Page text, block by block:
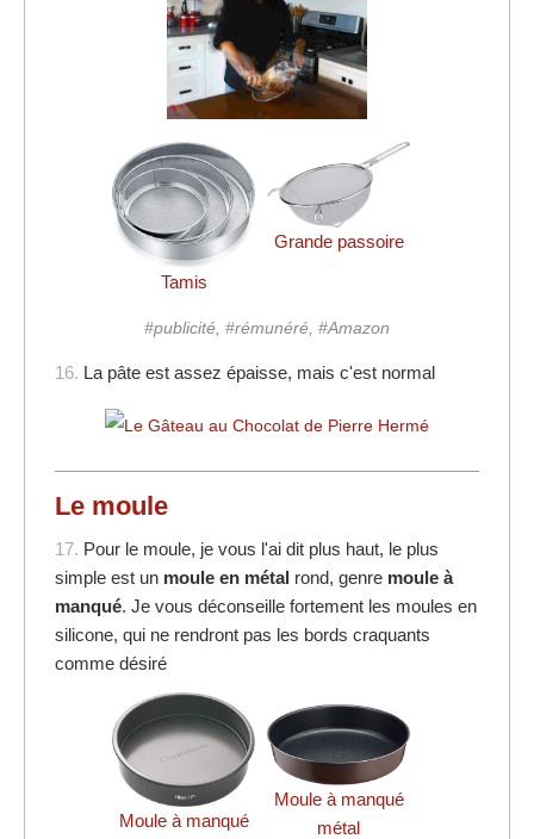
Tamis
Grande passoire
#publicité, #rémunéré, #Amazon
16. La pâte est assez épaisse, mais c'est normal
Le moule
17. Pour le moule, je vous l'ai dit plus haut, le plus
simple est un moule en métal rond, genre moule à
manqué. Je vous déconseille fortement les moules en
silicone, qui ne rendront pas les bords craquants
comme désiré
Moule à manqué
Moule à manqué
métal